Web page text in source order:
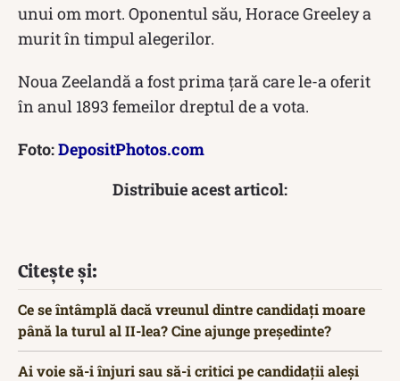
unui om mort. Oponentul său, Horace Greeley a
murit în timpul alegerilor.
Noua Zeelandă a fost prima ţară care le-a oferit
în anul 1893 femeilor dreptul de a vota.
Foto:DepositPhotos.com
Distribuie acest articol:
Citește și:
Ce se întâmplă dacă vreunul dintre candidați moare
până la turul al II-lea? Cine ajunge președinte?
Ai voie să-i înjuri sau să-i critici pe candidații aleși